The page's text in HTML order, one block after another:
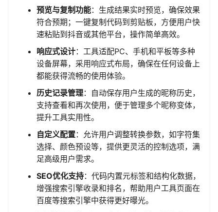
预览与复制功能：生成结果实时预览，确保效果
符合预期；一键复制代码到剪贴板，方便用户快
速粘贴到抖音或其他平台，操作简单高效。
响应式设计：工具适配PC、手机和平板等多种
设备屏幕，采用响应式布局，确保在任何设备上
都能获得流畅的使用体验。
历史记录管理：自动保存用户生成的昵称历史，
支持查看和再次使用，便于管理多个昵称变体，
提升工具实用性。
自定义配置：允许用户调整转换参数，如字符集
选择、颜色预设等，提供更灵活的控制选项，满
足高级用户需求。
SEO优化支持：代码内置元标签和结构化数据，
增强搜索引擎收录和排名，帮助用户工具页面在
百度等搜索引擎中获得更好曝光。